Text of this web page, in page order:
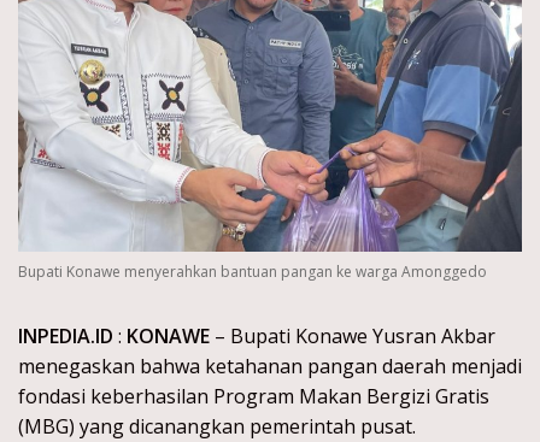
Bupati Konawe menyerahkan bantuan pangan ke warga Amonggedo
INPEDIA.ID : KONAWE – Bupati Konawe Yusran Akbar
menegaskan bahwa ketahanan pangan daerah menjadi
fondasi keberhasilan Program Makan Bergizi Gratis
(MBG) yang dicanangkan pemerintah pusat.